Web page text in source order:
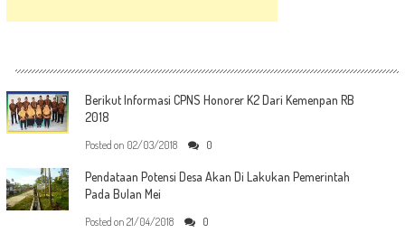
Berikut Informasi CPNS Honorer K2 Dari Kemenpan RB
2018
Posted on 02/03/2018 0
Pendataan Potensi Desa Akan Di Lakukan Pemerintah
Pada Bulan Mei
Posted on 21/04/2018 0